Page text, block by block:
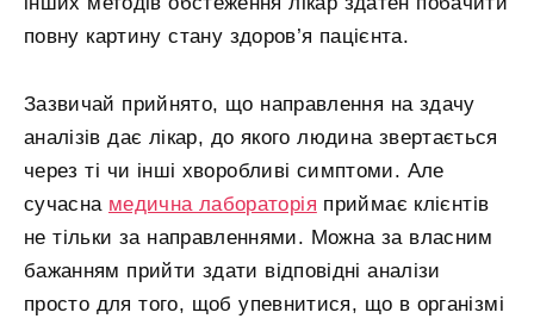
повну картину стану здоров’я пацієнта.
Зазвичай прийнято, що направлення на здачу
аналізів дає лікар, до якого людина звертається
через ті чи інші хворобливі симптоми. Але
сучасна медична лабораторія приймає клієнтів
не тільки за направленнями. Можна за власним
бажанням прийти здати відповідні аналізи
просто для того, щоб упевнитися, що в організмі